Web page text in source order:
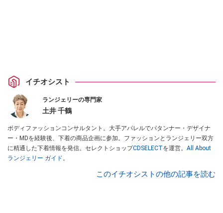
イチオシスト
ランジェリーの専門家
土井 千鶴
ボディファッションコンサルタント。大手アパレルでパタンナー・デザイナ
ー・MDを経験後、下着の商品企画に参加。ファッションとランジェリー双方
に精通した下着情報を発信。セレクトショップCDSELECTを運営。 All About
ランジェリー ガイド。
このイチオシストの他の記事を読む